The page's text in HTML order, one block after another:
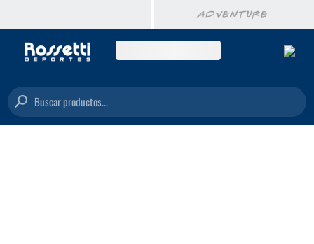
Buscar productos...